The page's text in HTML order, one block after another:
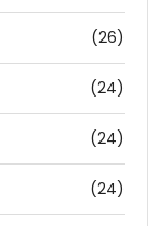
(26)
(24)
(24)
(24)